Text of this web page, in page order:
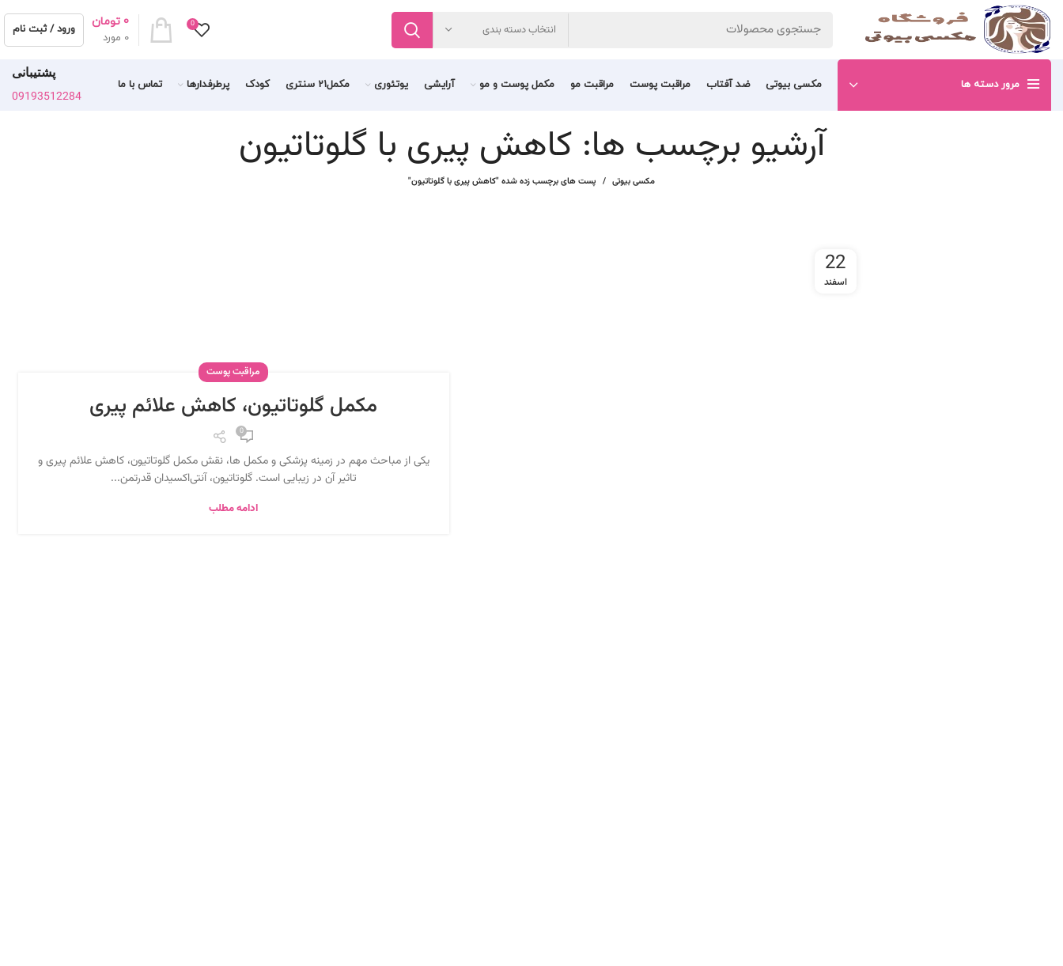
انتخاب دسته بندی 0
0 مورد
0 تومان
ورود / ثبت نام
مرور دسته ها مکسی بیوتی ضد آفتاب مراقبت پوست مراقبت مو مکمل پوست و مو آرایشی یوتئوری مکمل21 سنتری کودک پرطرفدارها تماس با ما
پشتیبانی
09193512284
آرشیو برچسب ها: کاهش پیری با گلوتاتیون
مکسی بیوتی پست های برچسب زده شده "کاهش پیری با گلوتاتیون"
22
اسفند
مراقبت پوست
مکمل گلوتاتیون، کاهش علائم پیری
0
یکی از مباحث مهم در زمینه پزشکی و مکمل ها، نقش مکمل گلوتاتیون، کاهش علائم پیری و
تاثیر آن در زیبایی است. گلوتاتیون، آنتی‌اکسیدان قدرتمن...
ادامه مطلب